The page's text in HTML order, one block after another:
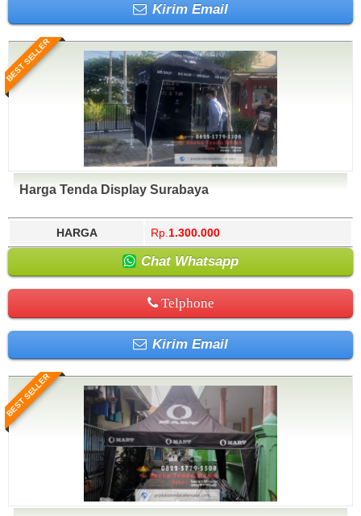
Kirim Email
BEST SELLER
Harga Tenda Display Surabaya
HARGA Rp. 1.300.000
Chat Whatsapp
Telphone
Kirim Email
BEST SELLER